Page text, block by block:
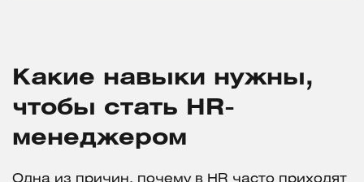
Какие навыки нужны,
чтобы стать HR-
менеджером
Одна из причин, почему в HR часто приходят